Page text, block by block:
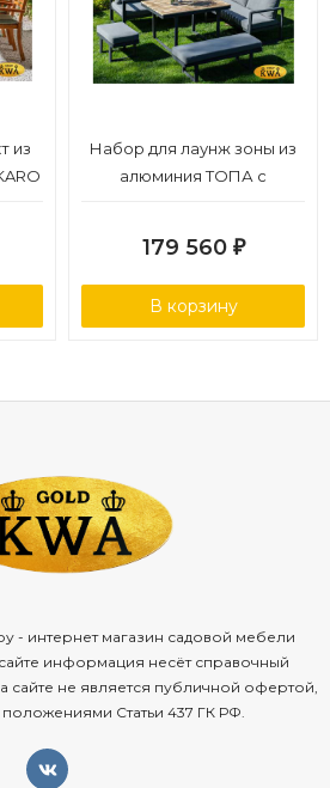
из
Набор для лаунж зоны из
алюминия ТОПА с
179 560 ₽
В корзину
- интернет магазин садовой мебели
информация несёт справочный
сайте не является публичной офертой,
Статьи 437 ГК РФ.